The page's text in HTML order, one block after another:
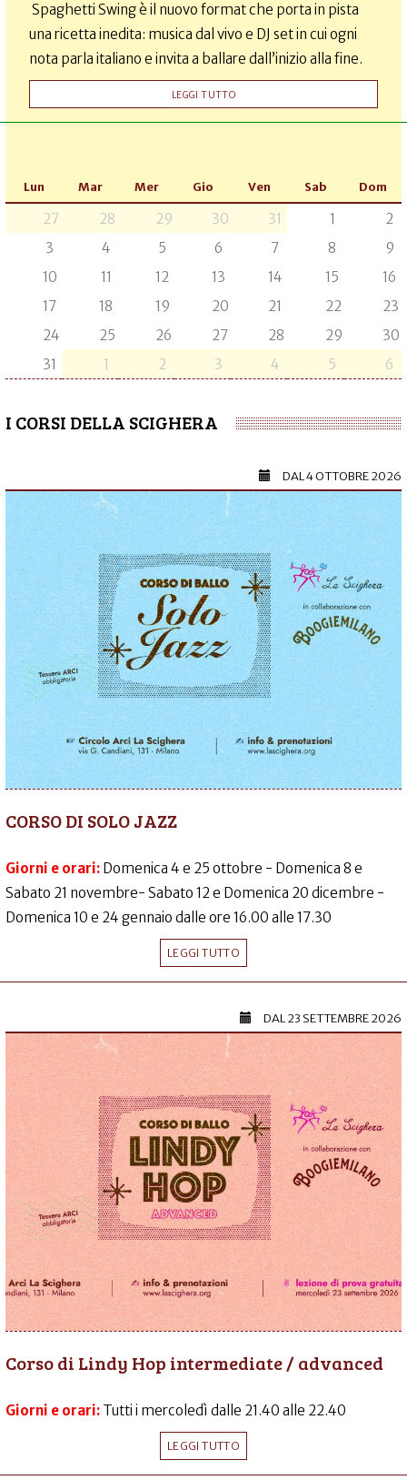
Spaghetti Swing è il nuovo format che porta in pista
una ricetta inedita: musica dal vivo e DJ set in cui ogni
nota parla italiano e invita a ballare dall’inizio alla fine.
LEGGI TUTTO
Lun Mar Mer Gio Ven Sab Dom
27 28 29 30 31 1
2
3
4 5 6 7 8
9
10
11 12 13 14 15
16
17
18 19 20 21 22
23
24
25 26 27 28 29
30
31
1 2 3 4 5 6
I CORSI DELLA SCIGHERA
DAL4 OTTOBRE 2026
CORSO DI SOLO JAZZ
Giorni e orari: Domenica 4 e 25 ottobre - Domenica 8 e
Sabato 21 novembre- Sabato 12 e Domenica 20 dicembre -
Domenica 10 e 24 gennaio dalle ore 16.00 alle 17.30
LEGGI TUTTO
DAL23 SETTEMBRE 2026
Corso di Lindy Hop intermediate / advanced
Giorni e orari: Tutti i mercoledì dalle 21.40 alle 22.40
LEGGI TUTTO